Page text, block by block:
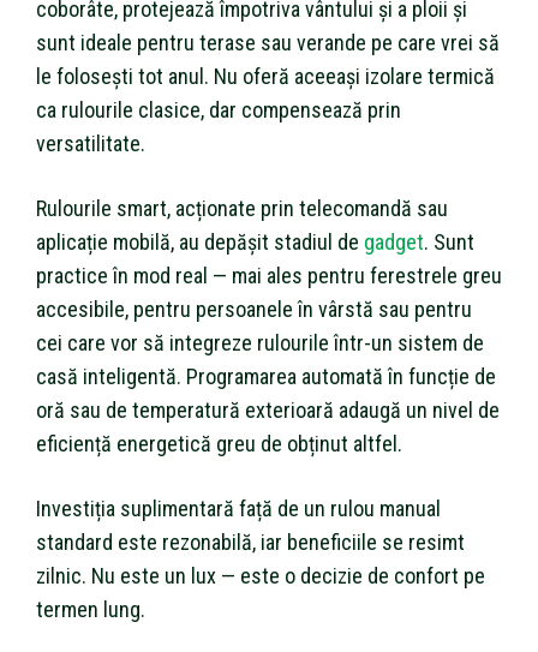
coborâte, protejează împotriva vântului și a ploii și
sunt ideale pentru terase sau verande pe care vrei să
le folosești tot anul. Nu oferă aceeași izolare termică
ca rulourile clasice, dar compensează prin
versatilitate.
Rulourile smart, acționate prin telecomandă sau
aplicație mobilă, au depășit stadiul de gadget. Sunt
practice în mod real — mai ales pentru ferestrele greu
accesibile, pentru persoanele în vârstă sau pentru
cei care vor să integreze rulourile într-un sistem de
casă inteligentă. Programarea automată în funcție de
oră sau de temperatură exterioară adaugă un nivel de
eficiență energetică greu de obținut altfel.
Investiția suplimentară față de un rulou manual
standard este rezonabilă, iar beneficiile se resimt
zilnic. Nu este un lux — este o decizie de confort pe
termen lung.